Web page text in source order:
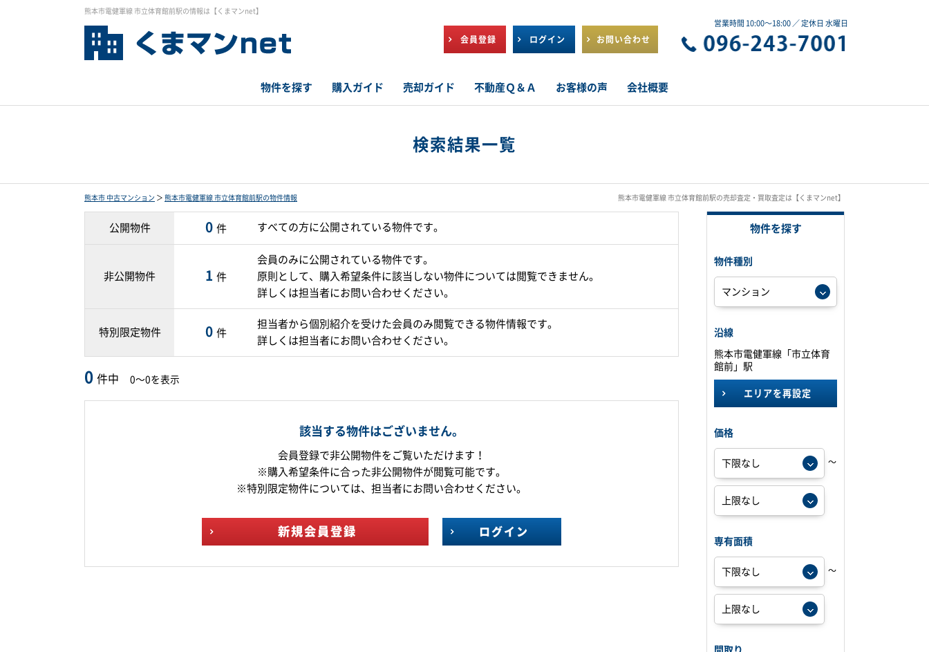
熊本市電健軍線 市立体育館前駅の情報は【くまマンnet】
会員登録 ログイン お問い合わせ
営業時間 10:00～18:00 ／ 定休日 水曜日
物件を探す 購入ガイド 売却ガイド 不動産Ｑ＆Ａ お客様の声 会社概要
検索結果一覧
熊本市 中古マンション ＞ 熊本市電健軍線 市立体育館前駅の物件情報 熊本市電健軍線 市立体育館前駅の売却査定・買取査定は【くまマンnet】
公開物件 0 件 すべての方に公開されている物件です。
非公開物件 1 件
会員のみに公開されている物件です。
原則として、購入希望条件に該当しない物件については閲覧できません。
詳しくは担当者にお問い合わせください。
特別限定物件 0 件
担当者から個別紹介を受けた会員のみ閲覧できる物件情報です。
詳しくは担当者にお問い合わせください。
0 件中 0～0を表示
該当する物件はございません。
会員登録で非公開物件をご覧いただけます！
※購入希望条件に合った非公開物件が閲覧可能です。
※特別限定物件については、担当者にお問い合わせください。
新規会員登録 ログイン
物件を探す
物件種別
沿線
熊本市電健軍線「市立体育
館前」駅
エリアを再設定
価格
～
専有面積
～
間取り